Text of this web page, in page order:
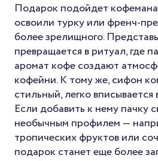
Подарок подойдет
освоили турку или френч-
более зрелищного.
превращается в ритуал, где
аромат кофе создают
кофейни. К тому же, сифон
стильный, легко
Если добавить к нему пачку
необычным профилем —
тропических фруктов или
подарок станет еще более